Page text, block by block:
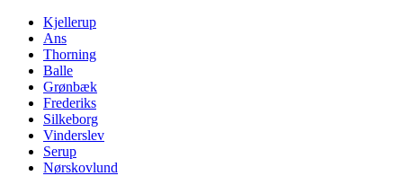
Kjellerup
Ans
Thorning
Balle
Grønbæk
Frederiks
Silkeborg
Vinderslev
Serup
Nørskovlund